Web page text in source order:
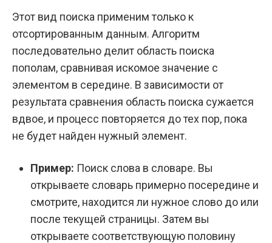
Этот вид поиска применим только к
отсортированным данным. Алгоритм
последовательно делит область поиска
пополам, сравнивая искомое значение с
элементом в середине. В зависимости от
результата сравнения область поиска сужается
вдвое, и процесс повторяется до тех пор, пока
не будет найден нужный элемент.
Пример: Поиск слова в словаре. Вы
открываете словарь примерно посередине и
смотрите, находится ли нужное слово до или
после текущей страницы. Затем вы
открываете соответствующую половину